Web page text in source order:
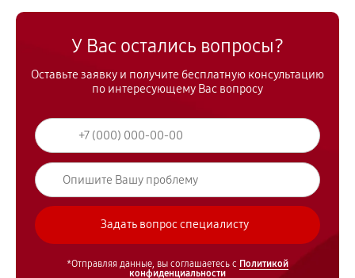
У Вас остались вопросы?
Оставьте заявку и получите бесплатную консультацию
по интересующему Вас вопросу
*Отправляя данные, вы соглашаетесь с Политикой
конфиденциальности